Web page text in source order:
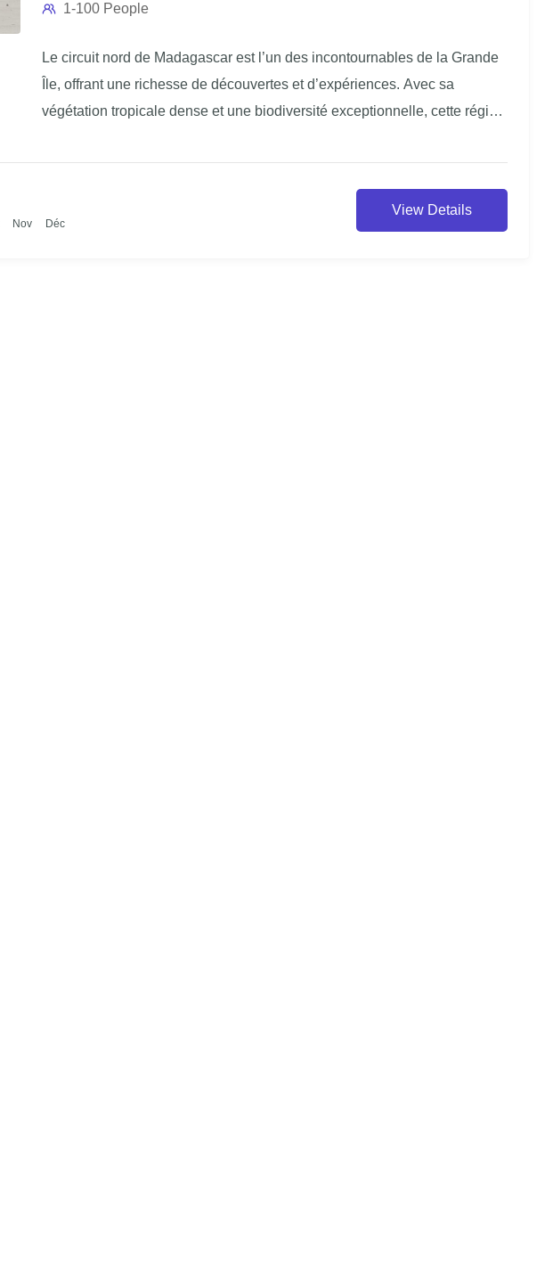
1-100 People
Le circuit nord de Madagascar est l’un des incontournables de la Grande
Île, offrant une richesse de découvertes et d’expériences. Avec sa
végétation tropicale dense et une biodiversité exceptionnelle, cette région
Nov Déc
View Details